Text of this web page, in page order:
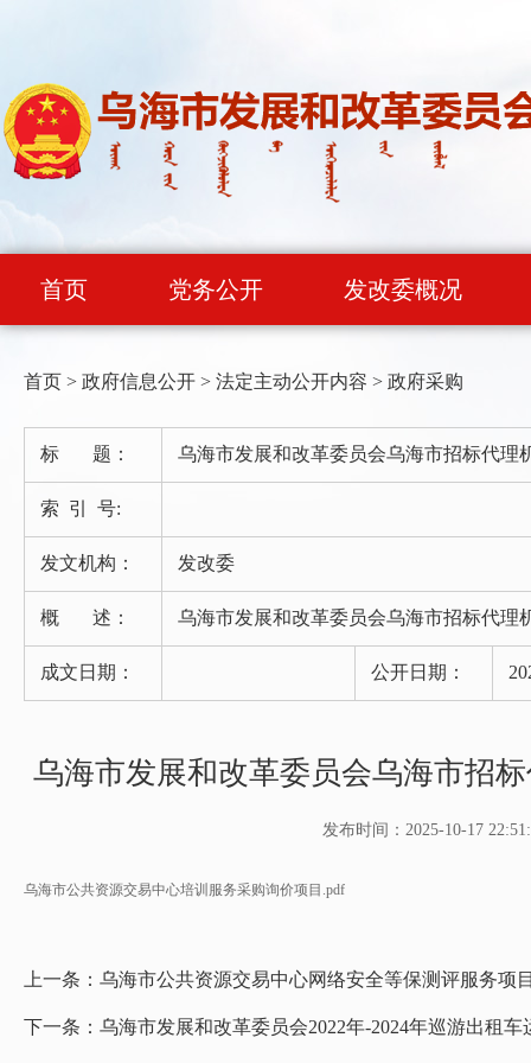
首页 党务公开 发改委概况
首页 > 政府信息公开 > 法定主动公开内容 > 政府采购
标 题： 乌海市发展和改革委员会乌海市招标代理
索 引 号:
发文机构： 发改委
概 述： 乌海市发展和改革委员会乌海市招标代理
成文日期： 公开日期：
乌海市发展和改革委员会乌海市招
发布时间：2025-10-17
乌海市公共资源交易中心培训服务采购询价项目.pdf
上一条： 乌海市公共资源交易中心网络安全等保测评服务项
下一条： 乌海市发展和改革委员会2022年-2024年巡游出租